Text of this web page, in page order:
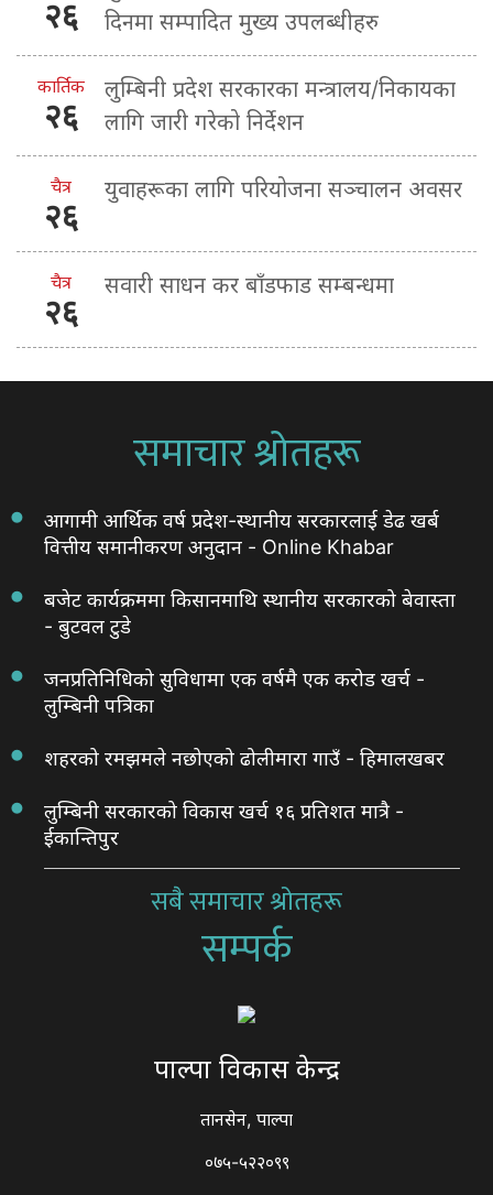
२६
दिनमा सम्पादित मुख्य उपलब्धीहरु
कार्तिक
२६
लुम्बिनी प्रदेश सरकारका मन्त्रालय/निकायका
लागि जारी गरेको निर्देशन
चैत्र
२६
युवाहरूका लागि परियोजना सञ्चालन अवसर
चैत्र
२६
सवारी साधन कर बाँडफाड सम्बन्धमा
समाचार श्रोतहरू
आगामी आर्थिक वर्ष प्रदेश-स्थानीय सरकारलाई डेढ खर्ब
वित्तीय समानीकरण अनुदान - Online Khabar
बजेट कार्यक्रममा किसानमाथि स्थानीय सरकारको बेवास्ता
- बुटवल टुडे
जनप्रतिनिधिको सुविधामा एक वर्षमै एक करोड खर्च -
लुम्बिनी पत्रिका
शहरको रमझमले नछोएको ढोलीमारा गाउँ - हिमालखबर
लुम्बिनी सरकारको विकास खर्च १६ प्रतिशत मात्रै -
ईकान्तिपुर
सबै समाचार श्रोतहरू
सम्पर्क
पाल्पा विकास केन्द्र
तानसेन, पाल्पा
०७५-५२२०९९